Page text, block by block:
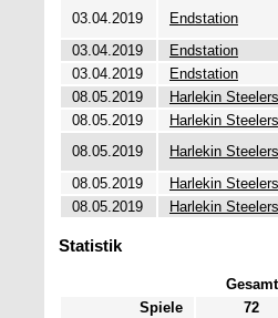
03.04.2019
Endstation
03.04.2019
Endstation
03.04.2019
Endstation
08.05.2019
Harlekin Steelers
08.05.2019
Harlekin Steelers
08.05.2019
Harlekin Steelers
08.05.2019
Harlekin Steelers
08.05.2019
Harlekin Steelers
Statistik
Gesamt
Spiele
72